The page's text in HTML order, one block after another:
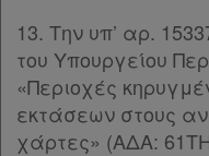
και
δε
βρίσκω
13. Την υπ’ αρ.
του Υπουργείου
«Περιοχές
εκτάσεων στους
χάρτες» (ΑΔΑ: